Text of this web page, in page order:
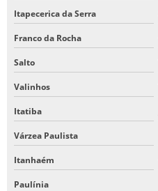
Itapecerica da Serra
Franco da Rocha
Salto
Valinhos
Itatiba
Várzea Paulista
Itanhaém
Paulínia